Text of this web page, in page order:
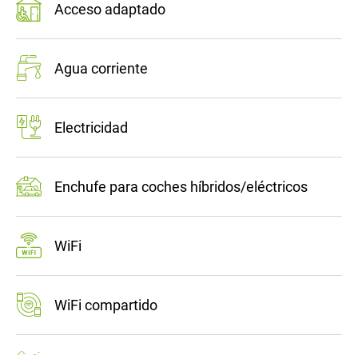
Acceso adaptado
Agua corriente
Electricidad
Enchufe para coches híbridos/eléctricos
WiFi
WiFi compartido